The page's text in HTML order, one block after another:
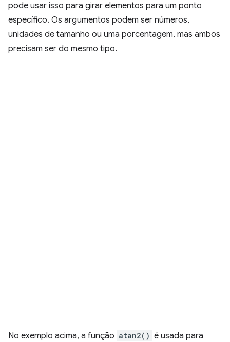
pode usar isso para girar elementos para um ponto
específico. Os argumentos podem ser números,
unidades de tamanho ou uma porcentagem, mas ambos
precisam ser do mesmo tipo.
No exemplo acima, a função atan2() é usada para